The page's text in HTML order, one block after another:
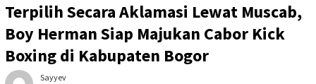
Terpilih Secara Aklamasi Lewat Muscab,
Boy Herman Siap Majukan Cabor Kick
Boxing di Kabupaten Bogor
Sayyev